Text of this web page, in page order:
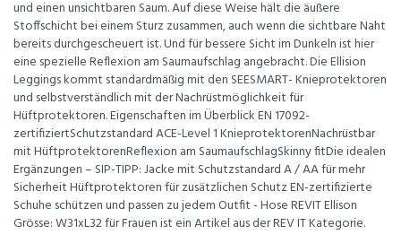
und einen unsichtbaren Saum. Auf diese Weise hält die äußere
Stoffschicht bei einem Sturz zusammen, auch wenn die sichtbare Naht
bereits durchgescheuert ist. Und für bessere Sicht im Dunkeln ist hier
eine spezielle Reflexion am Saumaufschlag angebracht. Die Ellision
Leggings kommt standardmäßig mit den SEESMART- Knieprotektoren
und selbstverständlich mit der Nachrüstmöglichkeit für
Hüftprotektoren. Eigenschaften im Überblick EN 17092-
zertifiziertSchutzstandard ACE-Level 1 KnieprotektorenNachrüstbar
mit HüftprotektorenReflexion am SaumaufschlagSkinny fitDie idealen
Ergänzungen – SIP-TIPP: Jacke mit Schutzstandard A / AA für mehr
Sicherheit Hüftprotektoren für zusätzlichen Schutz EN-zertifizierte
Schuhe schützen und passen zu jedem Outfit - Hose REVIT Ellison
Grösse: W31xL32 für Frauen ist ein Artikel aus der REV IT Kategorie.